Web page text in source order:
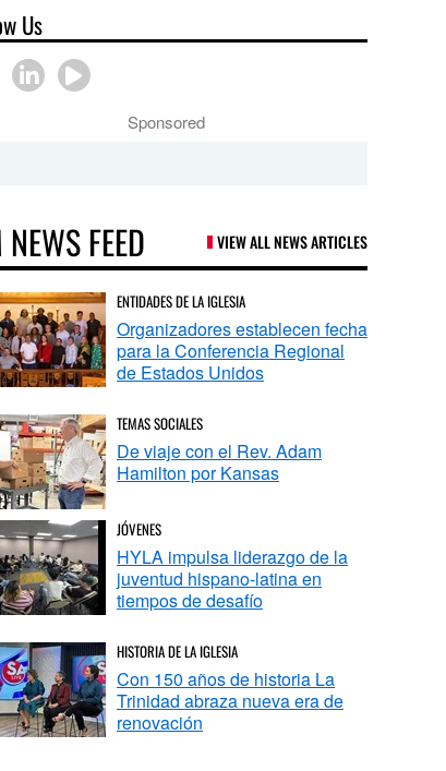
Us
Sponsored
FEED VIEW ALL NEWS ARTICLES
ENTIDADES DE LA IGLESIA
Organizadores establecen fecha
para la Conferencia Regional
de Estados Unidos
TEMAS SOCIALES
De viaje con el Rev. Adam
Hamilton por Kansas
JÓVENES
HYLA impulsa liderazgo de la
juventud hispano-latina en
tiempos de desafío
HISTORIA DE LA IGLESIA
Con 150 años de historia La
Trinidad abraza nueva era de
renovación